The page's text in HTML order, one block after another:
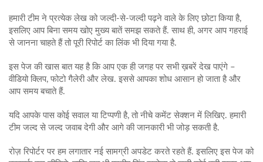
हमारी टीम ने प्रत्येक लेख को जल्दी‑से‑जल्दी पढ़ने वाले के लिए छोटा किया है,
इसलिए आप बिना समय खोए मुख्य बातें समझ सकते हैं. साथ ही, अगर आप गहराई
से जानना चाहते हैं तो पूरी रिपोर्ट का लिंक भी दिया गया है.
इस पेज की खास बात यह है कि आप एक ही जगह पर सभी ख़बरें देख पाएंगे –
वीडियो क्लिप, फोटो गैलेरी और लेख. इससे आपका शोध आसान हो जाता है और
आप समय बचाते हैं.
यदि आपके पास कोई सवाल या टिप्पणी है, तो नीचे कमेंट सेक्शन में लिखिए. हमारी
टीम जल्द से जल्द जवाब देगी और आगे की जानकारी भी जोड़ सकती है.
रोज़ रिपोर्टर पर हम लगातार नई सामग्री अपडेट करते रहते हैं. इसलिए इस पेज को